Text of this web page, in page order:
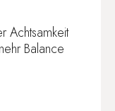
Achtsamkeit
Balance